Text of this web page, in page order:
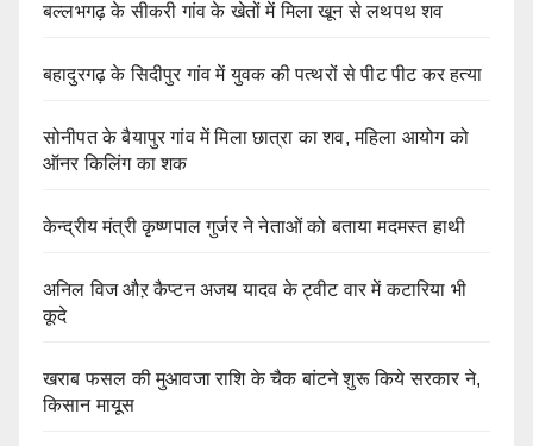
बल्लभगढ़ के सीकरी गांव के खेतों में मिला खून से लथपथ शव
बहादुरगढ़ के सिदीपुर गांव में युवक की पत्थरों से पीट पीट कर हत्या
सोनीपत के बैयापुर गांव में मिला छात्रा का शव, महिला आयोग को
ऑनर किलिंग का शक
केन्द्रीय मंत्री कृष्णपाल गुर्जर ने नेताओं को बताया मदमस्त हाथी
अनिल विज औऱ कैप्टन अजय यादव के ट्वीट वार में कटारिया भी
कूदे
खराब फसल की मुआवजा राशि के चैक बांटने शुरू किये सरकार ने,
किसान मायूस